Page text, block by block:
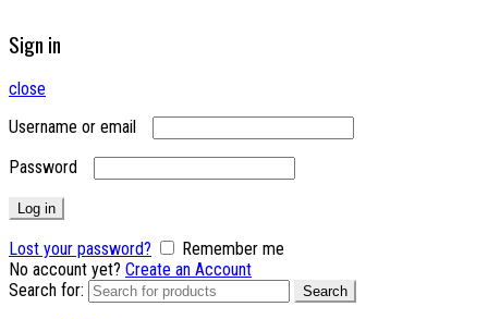
Sign in
close
Username or email
Password
Log in
Lost your password?
Remember me
No account yet? Create an Account
Search for:
Search